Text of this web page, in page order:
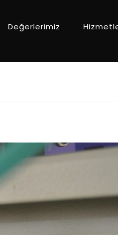
Değerlerimiz